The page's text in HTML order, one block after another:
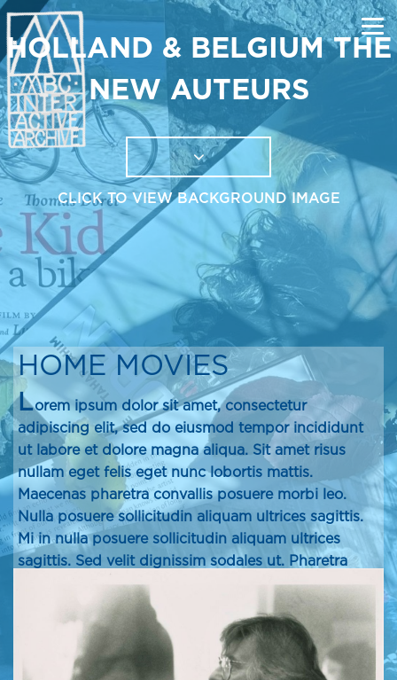
HOLLAND & BELGIUM THE
NEW AUTEURS
CLICK TO VIEW BACKGROUND IMAGE
HOME MOVIES
Lorem ipsum dolor sit amet, consectetur
adipiscing elit, sed do eiusmod tempor incididunt
ut labore et dolore magna aliqua. Sit amet risus
nullam eget felis eget nunc lobortis mattis.
Maecenas pharetra convallis posuere morbi leo.
Nulla posuere sollicitudin aliquam ultrices sagittis.
Mi in nulla posuere sollicitudin aliquam ultrices
sagittis. Sed velit dignissim sodales ut. Pharetra
convallis posuere morbi leo urna molestie at. Odio
eu feugiat pretium nibh ipsum. Pulvinar mattis nunc
sed blandit libero volutpat. Amet volutpat
consequat mauris nunc. Dolor purus non enim
praesent. Ullamcorper sit amet risus nullam.